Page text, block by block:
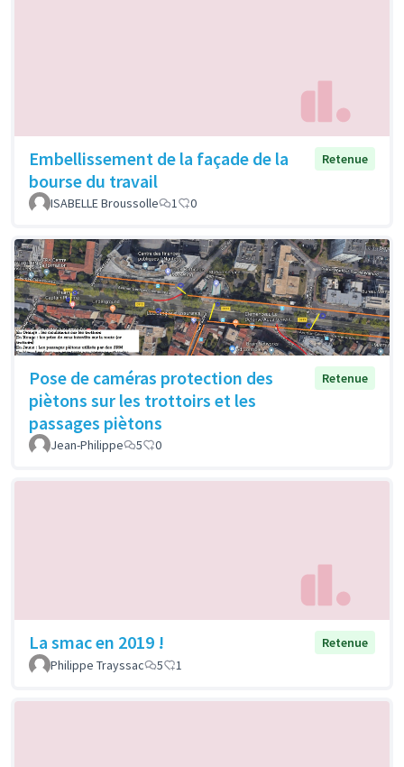
Embellissement de la façade de la
bourse du travail
Retenue
ISABELLE Broussolle 1 0
Pose de caméras protection des
piètons sur les trottoirs et les
passages piètons
Retenue
Jean-Philippe 5 0
La smac en 2019 !
Retenue
Philippe Trayssac
5 1